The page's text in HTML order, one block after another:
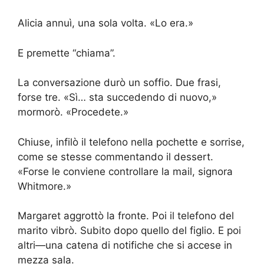
Alicia annuì, una sola volta. «Lo era.»
E premette “chiama”.
La conversazione durò un soffio. Due frasi,
forse tre. «Sì… sta succedendo di nuovo,»
mormorò. «Procedete.»
Chiuse, infilò il telefono nella pochette e sorrise,
come se stesse commentando il dessert.
«Forse le conviene controllare la mail, signora
Whitmore.»
Margaret aggrottò la fronte. Poi il telefono del
marito vibrò. Subito dopo quello del figlio. E poi
altri—una catena di notifiche che si accese in
mezza sala.